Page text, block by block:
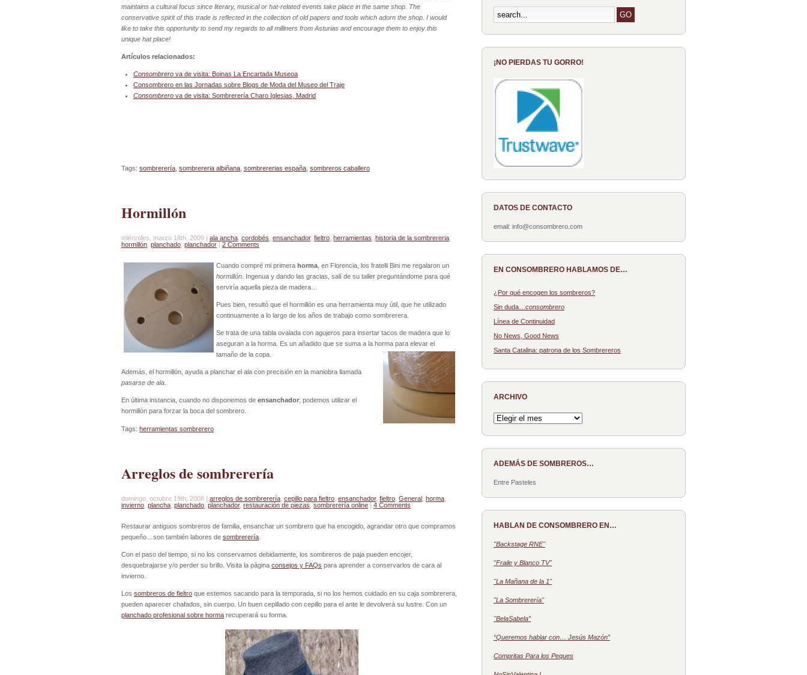
maintains a cultural focus since literary, musical or hat-related events take place in the same shop. The
conservative spirit of this trade is reflected in the collection of old papers and tools which adorn the shop. I would
like to take this opportunity to send my regards to all milliners from Asturias and encourage them to enjoy this
unique hat place!
Artículos relacionados:
Consombrero va de visita: Boinas La Encartada Museoa
Consombrero en las Jornadas sobre Blogs de Moda del Museo del Traje
Consombrero va de visita: Sombrerería Charo Iglesias, Madrid
Tags: sombrerería sombrereria albiñana sombrererias españa sombreros caballero
Hormillón
miércoles, marzo 18th, 2009 | ala ancha cordobés ensanchador, fieltro herramientas historia de la sombrereria
hormillón planchado planchador | 2 Comments
Cuando compré mi primera horma , en Florencia, los fratelli Bini me regalaron un
hormillón . Ingenua y dando las gracias, salí de su taller preguntándome para qué
serviría aquella pieza de madera…
Pues bien, resultó que el hormillón es una herramienta muy útil, que he utilizado
continuamente a lo largo de los años de trabajo como sombrerera.
Se trata de una tabla ovalada con agujeros para insertar tacos de madera que lo
aseguran a la horma. Es un añadido que se suma a la horma para elevar el
tamaño de la copa.
Además, el hormillón, ayuda a planchar el ala con precisión en la maniobra llamada
pasarse de ala
En última instancia, cuando no disponemos de ensanchador; podemos utilizar el
hormillón para forzar la boca del sombrero.
Tags: herramientas sombrerero
Arreglos de sombrerería
domingo, octubre 19th, 2008 | arreglos de sombrerería cepillo para fieltro ensanchador, fieltro General horma
invierno plancha planchado planchador, restauración de piezas sombrerería online | 4 Comments
Restaurar antiguos sombreros de familia, ensanchar un sombrero que ha encogido, agrandar otro que compramos
pequeño…son también labores de sombrerería
Con el paso del tiempo, si no los conservamos debidamente, los sombreros de paja pueden encojer,
desquebrajarse y/o perder su brillo. Visita la página consejos y FAQs para aprender a conservarlos de cara al
invierno.
Los sombreros de fieltro que estemos sacando para la temporada, si no los hemos cuidado en su caja sombrerera,
pueden aparecer chafados, sin cuerpo. Un buen cepillado con cepillo para el ante le devolverá su lustre. Con un
planchado profesional sobre horma recuperará su forma.
¡NO PIERDAS TU GORRO!
DATOS DE CONTACTO
email: info@consombrero.com
EN CONSOMBRERO HABLAMOS DE…
¿Por qué encogen los sombreros?
Sin duda… consombrero
Línea de Continuidad
No News, Good News
Santa Catalina: patrona de los Sombrereros
ARCHIVO
Archivo
ADEMÁS DE SOMBREROS…
Entre Pasteles
HABLAN DE CONSOMBRERO EN…
"Backstage RNE"
"Fraile y Blanco TV"
"La Mañana de la 1"
"La Sombrerería"
"BelaSabela”
“Queremos hablar con… Jesús Mazón”
Compritas Para los Peques